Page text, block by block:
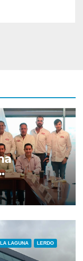
LA LAGUNA LERDO